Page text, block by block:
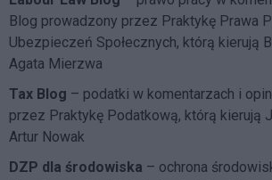
Blog prowadzony przez Praktykę Prawa
Ubezpieczeń Społecznych, którą kierują
Agata Mierzwa
Tax Blog – podatki w komentarzach i
przez Praktykę Podatkową, którą kierują
Artur Nowak
DZP dla środowiska – ochrona